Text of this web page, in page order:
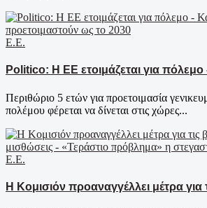
Ε.Ε.
Politico: Η ΕΕ ετοιμάζεται για πόλεμο
Περιθώριο 5 ετών για προετοιμασία
πολέμου φέρεται να δίνεται στις χώρες...
Ε.Ε.
Η Κομισιόν προαναγγέλλει μέτρα για